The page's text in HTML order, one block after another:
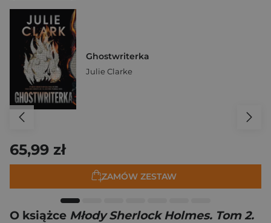
Ghostwriterka
Julie Clarke
65,99 zł
ZAMÓW ZESTAW
O książce Młody Sherlock Holmes. Tom 2.